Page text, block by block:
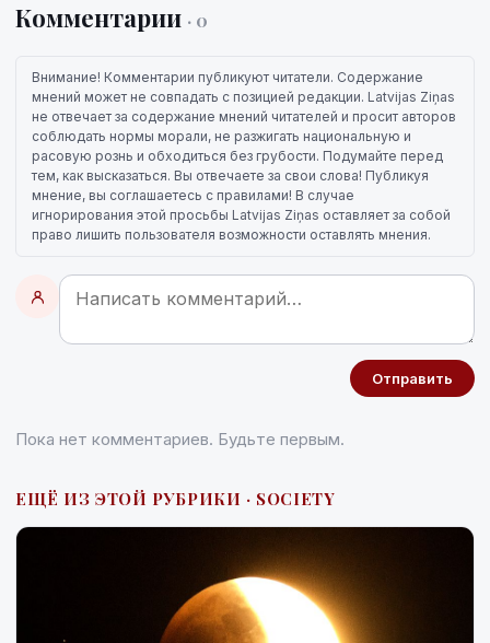
Комментарии · 0
Внимание! Комментарии публикуют читатели. Содержание
мнений может не совпадать с позицией редакции. Latvijas Ziņas
не отвечает за содержание мнений читателей и просит авторов
соблюдать нормы морали, не разжигать национальную и
расовую рознь и обходиться без грубости. Подумайте перед
тем, как высказаться. Вы отвечаете за свои слова! Публикуя
мнение, вы соглашаетесь с правилами! В случае
игнорирования этой просьбы Latvijas Ziņas оставляет за собой
право лишить пользователя возможности оставлять мнения.
Отправить
Пока нет комментариев. Будьте первым.
ЕЩЁ ИЗ ЭТОЙ РУБРИКИ · SOCIETY